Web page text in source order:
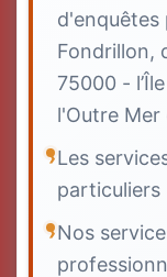
d'enquêtes
Fondrillon,
75000 -
l'Outre
Les
particuliers
Nos